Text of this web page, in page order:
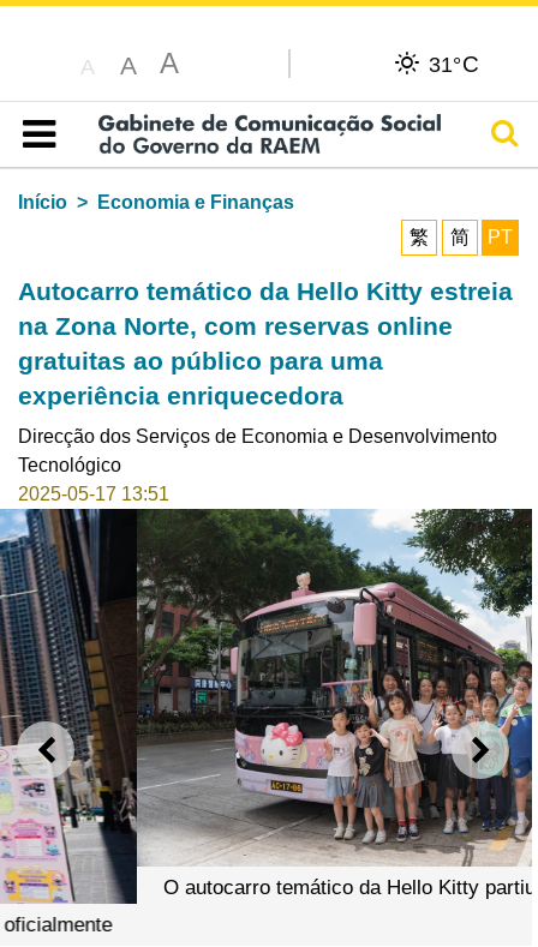
A A A 31°C
Índice
Início
Economia e Finanças
繁
简 PT
Autocarro temático da Hello Kitty estreia
na Zona Norte, com reservas online
gratuitas ao público para uma
experiência enriquecedora
Direcção dos Serviços de Economia e Desenvolvimento
Tecnológico
2025-05-17 13:51
ANTERIOR
O autocarro temático da Hello Kitty partiu oficialmente